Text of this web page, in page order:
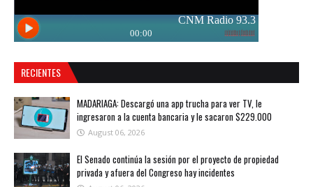
RECIENTES
MADARIAGA: Descargó una app trucha para ver TV, le
ingresaron a la cuenta bancaria y le sacaron $229.000
August 06, 2026
El Senado continúa la sesión por el proyecto de propiedad
privada y afuera del Congreso hay incidentes